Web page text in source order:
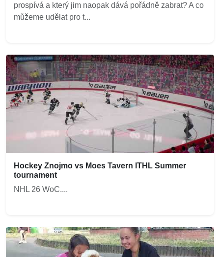
prospívá a který jim naopak dává pořádně zabrat? A co
můžeme udělat pro t...
Hockey Znojmo vs Moes Tavern ITHL Summer
tournament
NHL 26 WoC....